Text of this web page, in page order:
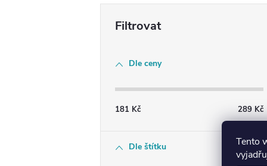
Tento
Dle ceny
181 Kč 289 Kč
Dle štítku